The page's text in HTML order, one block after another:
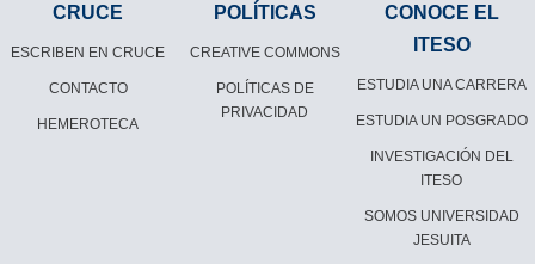
CRUCE
ESCRIBEN EN CRUCE
CONTACTO
HEMEROTECA
POLÍTICAS
CREATIVE COMMONS
POLÍTICAS DE
PRIVACIDAD
CONOCE EL
ITESO
ESTUDIA UNA CARRERA
ESTUDIA UN POSGRADO
INVESTIGACIÓN DEL
ITESO
SOMOS UNIVERSIDAD
JESUITA